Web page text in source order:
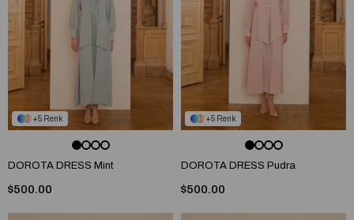
5
DOROTA DRESS Mint
$500.00
5
DOROTA DRESS Pudra
$500.00